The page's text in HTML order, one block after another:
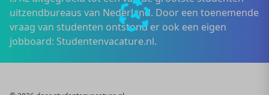
uitzendbureaus van Nederland. Door een toenemende
vraag van studenten ontstond er ook een eigen
jobboard: Studentenvacature.nl.